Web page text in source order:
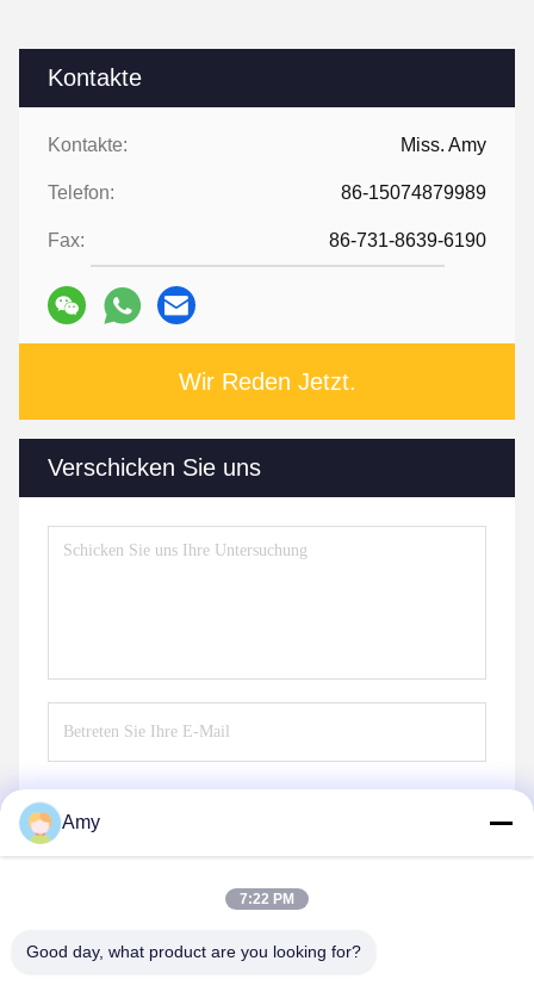
Kontakte
Kontakte: Miss. Amy
Telefon: 86-15074879989
Fax: 86-731-8639-6190
Wir Reden Jetzt.
Verschicken Sie uns
Amy
7:22 PM
Good day, what product are you looking for?